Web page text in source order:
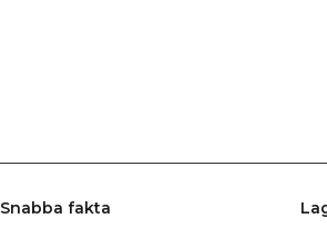
Snabba fakta